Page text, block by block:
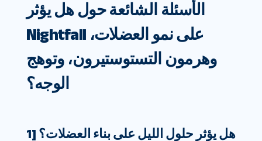
الأسئلة الشائعة حول هل يؤثر
Nightfall على نمو العضلات،
وهرمون التستوستيرون، وتوهج
الوجه؟
1] هل يؤثر حلول الليل على بناء العضلات؟